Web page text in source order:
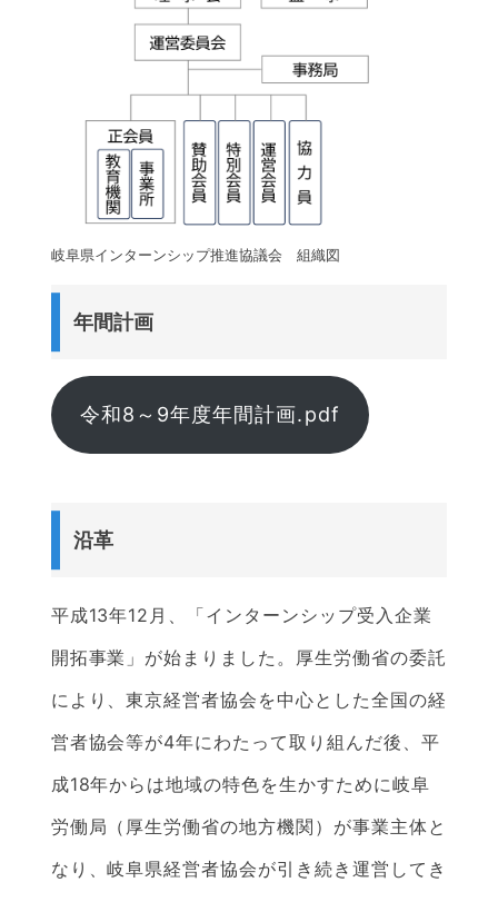
岐阜県インターンシップ推進協議会 組織図
年間計画
令和8～9年度年間計画.pdf
沿革
平成13年12月、「インターンシップ受入企業
開拓事業」が始まりました。厚生労働省の委託
により、東京経営者協会を中心とした全国の経
営者協会等が4年にわたって取り組んだ後、平
成18年からは地域の特色を生かすために岐阜
労働局（厚生労働省の地方機関）が事業主体と
なり、岐阜県経営者協会が引き続き運営してき